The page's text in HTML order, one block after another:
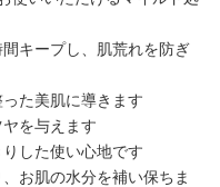
キープし、肌荒れを防ぎ
た美肌に導きます
を与えます
した使い心地です
お肌の水分を補い保ちま